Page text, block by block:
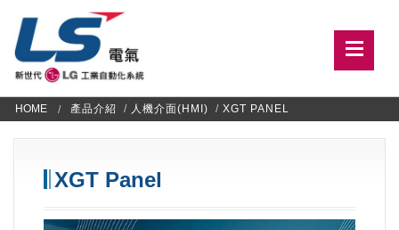
HOME 產品介紹 / 人機介面(HMI) / XGT PANEL
XGT Panel